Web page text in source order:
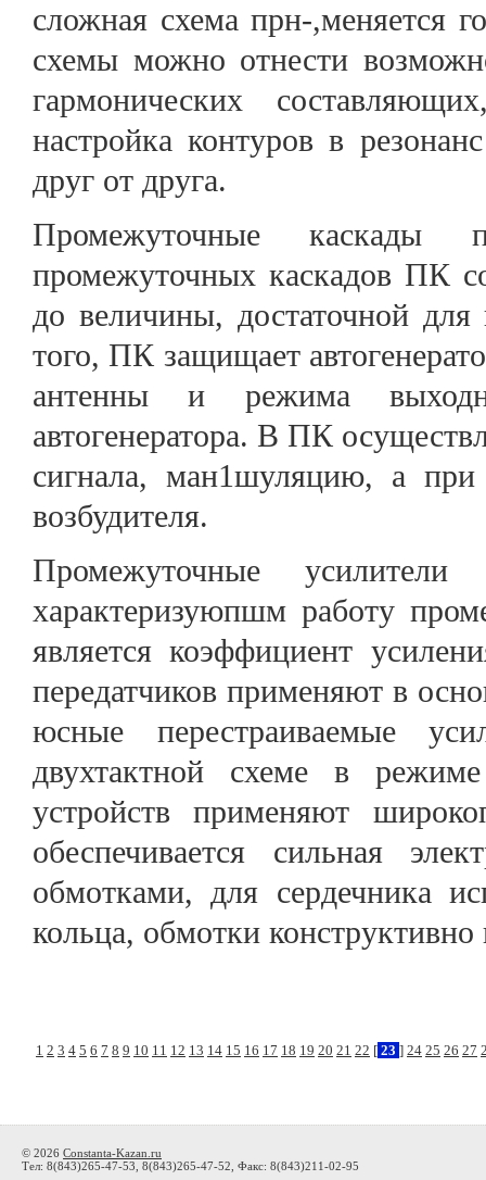
сложная схема прн-,меняется
схемы можно отнести
гармонических
настройка контуров в
друг от друга.
Промежуточные каскады
промежуточных каскадов ПК
до величины, достаточной
того, ПК защищает
антенны и режима
автогенератора. В ПК
сигнала, ман1шуляцию, а
возбудителя.
Промежуточные
характеризуюпшм работу
является коэффициент
передатчиков применяют в
юсные перестраиваемые
двухтактной схеме в
устройств применяют
обеспечивается сильная
обмотками, для сердечника
кольца, обмотки
1 2 3 4 5 6 7 8 9 10 11 12 13 14 15 16 17 18 19 20 21 22 [ 23 ] 24 25 26 27
© 2026 Constanta-Kazan.ru
Тел: 8(843)265-47-53, 8(843)265-47-52, Факс: 8(843)211-02-95